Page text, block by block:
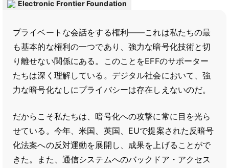
Electronic Frontier Foundation
プライベートな会話をする権利――これは私たちの最
も基本的な権利の一つであり、強力な暗号化技術と切
り離せない関係にある。このことをEFFのサポーター
たちは深く理解している。デジタル社会において、強
力な暗号化なしにプライバシーは存在しえないのだ。
だからこそ私たちは、暗号化への攻撃に常に目を光ら
せている。今年、米国、英国、EUで提案された反暗号
化法案への反対運動を展開し、成果を上げることがで
きた。また、通信システムへのバックドア・アクセス